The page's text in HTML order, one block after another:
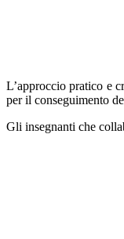
L’approccio pratico e
per il conseguimento
Gli insegnanti che